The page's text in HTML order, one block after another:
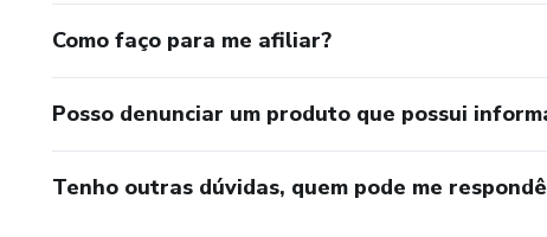
Como faço para me afiliar?
Posso denunciar um produto que possui
Tenho outras dúvidas, quem pode me